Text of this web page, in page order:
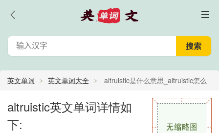
英文单词 英文单词大全 altruistic是什么意思_altruistic怎么
读_altruistic的中文意思,翻译
altruistic英文单词详情如
下: